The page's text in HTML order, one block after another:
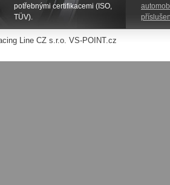
potřebnými certifikacemi (ISO,
TÜV).
Line CZ s.r.o. VS-POINT.cz